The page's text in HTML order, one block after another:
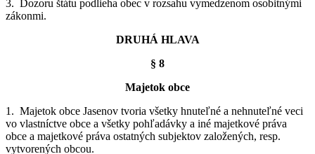
3. Dozoru štátu podlieha obec v rozsahu vymedzenom osobitnými
zákonmi.
DRUHÁ HLAVA
§ 8
Majetok obce
1. Majetok obce Jasenov tvoria všetky hnuteľné a nehnuteľné veci
vo vlastníctve obce a všetky pohľadávky a iné majetkové práva
obce a majetkové práva ostatných subjektov založených, resp.
vytvorených obcou.